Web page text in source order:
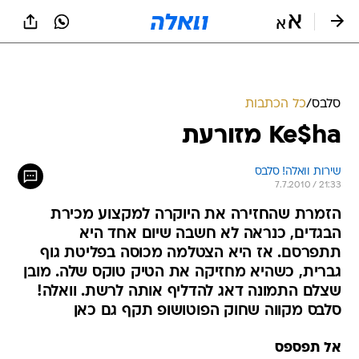
סלבס/כל הכתבות
Ke$ha מזורעת
שירות וואלה! סלבס
7.7.2010 / 21:33
הזמרת שהחזירה את היוקרה למקצוע מכירת
הבגדים, כנראה לא חשבה שיום אחד היא
תתפרסם. אז היא הצטלמה מכוסה בפליטת גוף
גברית, כשהיא מחזיקה את הטיק טוקס שלה. מובן
שצלם התמונה דאג להדליף אותה לרשת. וואלה!
סלבס מקווה שחוק הפוטושופ תקף גם כאן
אל תפספס